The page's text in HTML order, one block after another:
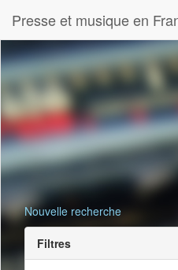
Presse et musique en
Nouvelle recherche
Filtres